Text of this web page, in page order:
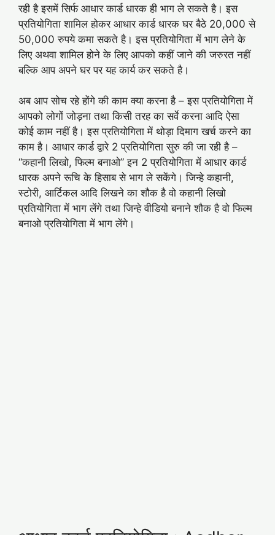
रही है इसमें सिर्फ आधार कार्ड धारक ही भाग ले सकते है। इस
प्रतियोगिता शामिल होकर आधार कार्ड धारक घर बैठे 20,000 से
50,000 रुपये कमा सकते है। इस प्रतियोगिता में भाग लेने के
लिए अथवा शामिल होने के लिए आपको कहीं जाने की जरुरत नहीं
बल्कि आप अपने घर पर यह कार्य कर सकते है।
अब आप सोच रहे होंगे की काम क्या करना है – इस प्रतियोगिता में
आपको लोगों जोड़ना तथा किसी तरह का सर्वे करना आदि ऐसा
कोई काम नहीं है। इस प्रतियोगिता में थोड़ा दिमाग खर्च करने का
काम है। आधार कार्ड द्वारे 2 प्रतियोगिता सुरु की जा रही है –
“कहानी लिखो, फिल्म बनाओ” इन 2 प्रतियोगिता में आधार कार्ड
धारक अपने रूचि के हिसाब से भाग ले सकेंगे। जिन्हे कहानी,
स्टोरी, आर्टिकल आदि लिखने का शौक है वो कहानी लिखो
प्रतियोगिता में भाग लेंगे तथा जिन्हे वीडियो बनाने शौक है वो फिल्म
बनाओ प्रतियोगिता में भाग लेंगे।